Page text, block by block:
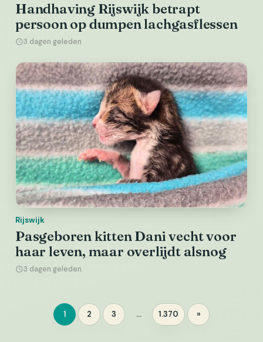
Handhaving Rijswijk betrapt
persoon op dumpen lachgasflessen
3 dagen geleden
Rijswijk
Pasgeboren kitten Dani vecht voor
haar leven, maar overlijdt alsnog
3 dagen geleden
Berichten
paginering
Pagina
1 Pagina
2 Pagina
3 … Pagina
1.370 »